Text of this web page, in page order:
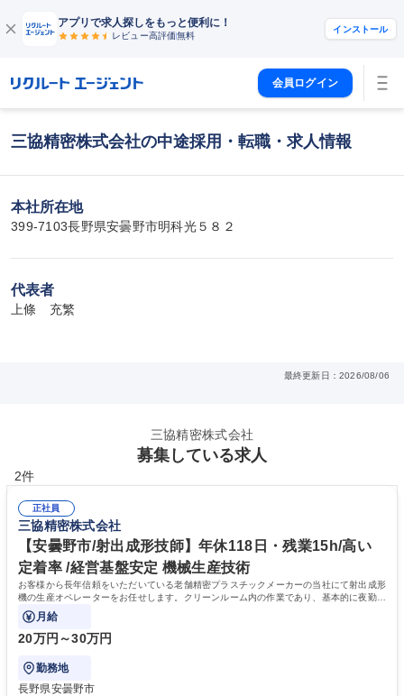
アプリで求人探しをもっと便利に！
レビュー高評価無料
インストール
会員ログイン
三協精密株式会社の中途採用・転職・求人情報
本社所在地
399-7103長野県安曇野市明科光５８２
代表者
上條　充繁
最終更新日：2026/08/06
三協精密株式会社
募集している求人
2件
正社員
三協精密株式会社
【安曇野市/射出成形技師】年休118日・残業15h/高い
定着率 /経営基盤安定 機械生産技術
お客様から長年信頼をいただいている老舗精密プラスチックメーカーの当社にて射出成形
機の生産オペレーターをお任せします。クリーンルーム内の作業であり、基本的に夜勤は
ありません。
月給
20万円～30万円
勤務地
長野県安曇野市